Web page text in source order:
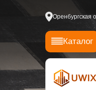
Оренбургская
Каталог